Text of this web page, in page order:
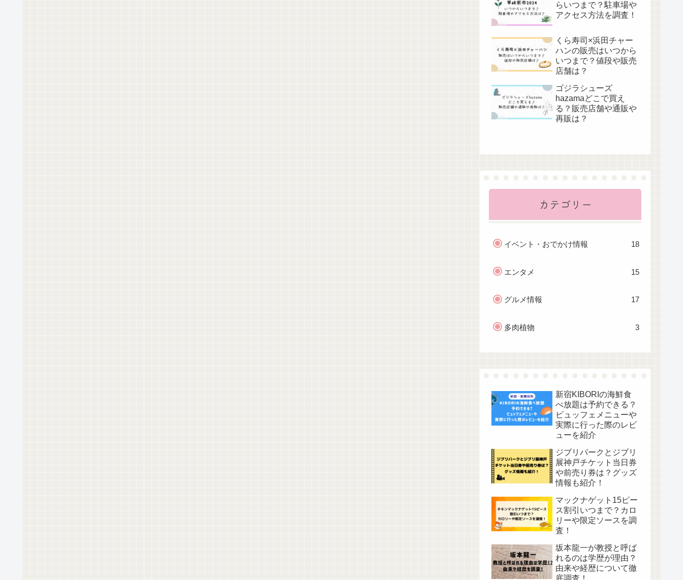
らいつまで？駐車場や
アクセス方法を調査！
くら寿司×浜田チャー
ハンの販売はいつから
いつまで？値段や販売
店舗は？
ゴジラシューズ
hazamaどこで買え
る？販売店舗や通販や
再販は？
カテゴリー
イベント・おでかけ情報 18
エンタメ 15
グルメ情報 17
多肉植物 3
新宿KIBORIの海鮮食
べ放題は予約できる？
ビュッフェメニューや
実際に行った際のレビ
ューを紹介
ジブリパークとジブリ
展神戸チケット当日券
や前売り券は？グッズ
情報も紹介！
マックナゲット15ピー
ス割引いつまで？カロ
リーや限定ソースを調
査！
坂本龍一が教授と呼ば
れるのは学歴が理由？
由来や経歴について徹
底調査！